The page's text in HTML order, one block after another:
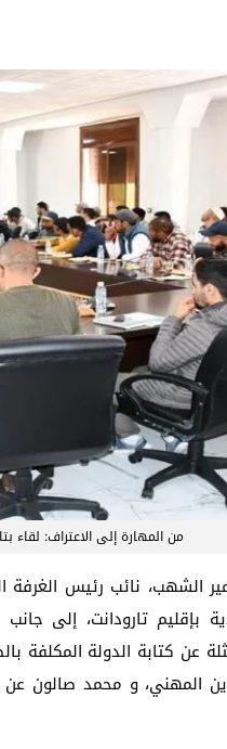
من المهارة إلى الاعتراف: لقاء
الشهب، نائب رئيس الغرفة
بإقليم تارودانت، إلى
عن كتابة الدولة المكلفة
المهني، و محمد صالون عن